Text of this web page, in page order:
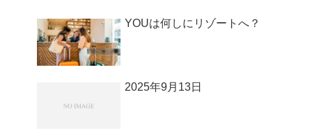
YOUは何しにリゾートへ？
2025年9月13日